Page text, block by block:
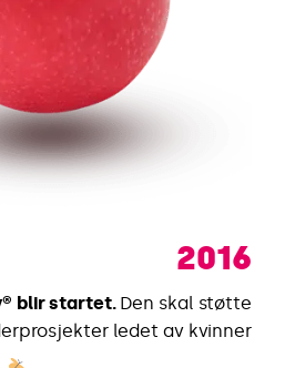
2016
blir startet. Den skal støtte
ledet av kvinner.